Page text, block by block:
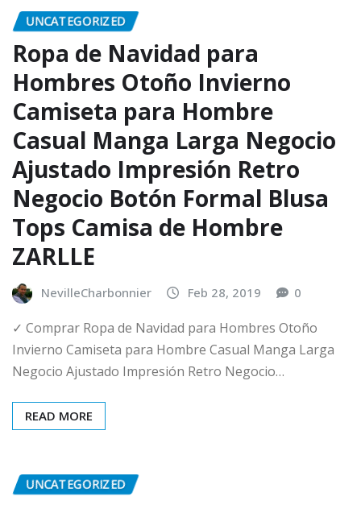
UNCATEGORIZED
Ropa de Navidad para
Hombres Otoño Invierno
Camiseta para Hombre
Casual Manga Larga Negocio
Ajustado Impresión Retro
Negocio Botón Formal Blusa
Tops Camisa de Hombre
ZARLLE
NevilleCharbonnier Feb 28, 2019 0
✓ Comprar Ropa de Navidad para Hombres Otoño
Invierno Camiseta para Hombre Casual Manga Larga
Negocio Ajustado Impresión Retro Negocio…
READ MORE
UNCATEGORIZED